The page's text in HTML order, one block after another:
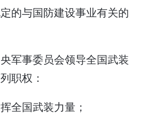
定的与国防建设事业有关的
军事委员会领导全国武装
职权：
全国武装力量；